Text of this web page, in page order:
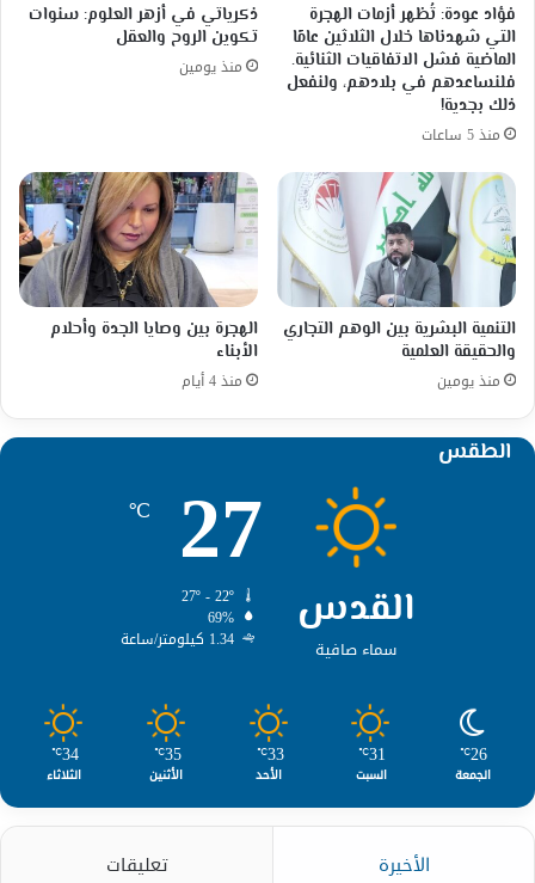
فؤاد عودة: تُظهر أزمات الهجرة
التي شهدناها خلال الثلاثين عامًا
الماضية فشل الاتفاقيات الثنائية.
فلنساعدهم في بلادهم، ولنفعل
ذلك بجدية!
منذ 5 ساعات
ذكرياتي في أزهر العلوم: سنوات
تكوين الروح والعقل
منذ يومين
التنمية البشرية بين الوهم التجاري
والحقيقة العلمية
منذ يومين
الهجرة بين وصايا الجدة وأحلام
الأبناء
منذ 4 أيام
الطقس
القدس
سماء صافية
27
℃
69%
1.34 كيلومتر/ساعة
26
℃
الجمعة
31
℃
السبت
33
℃
الأحد
35
℃
الأثنين
34
℃
الثلاثاء
الأخيرة تعليقات